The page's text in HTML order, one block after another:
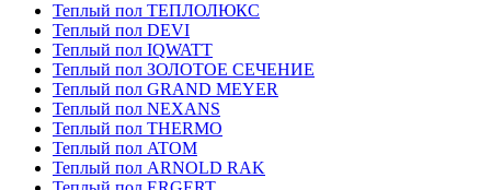
Теплый пол ТЕПЛОЛЮКС
Теплый пол DEVI
Теплый пол IQWATT
Теплый пол ЗОЛОТОЕ СЕЧЕНИЕ
Теплый пол GRAND MEYER
Теплый пол NEXANS
Теплый пол THERMO
Теплый пол ATOM
Теплый пол ARNOLD RAK